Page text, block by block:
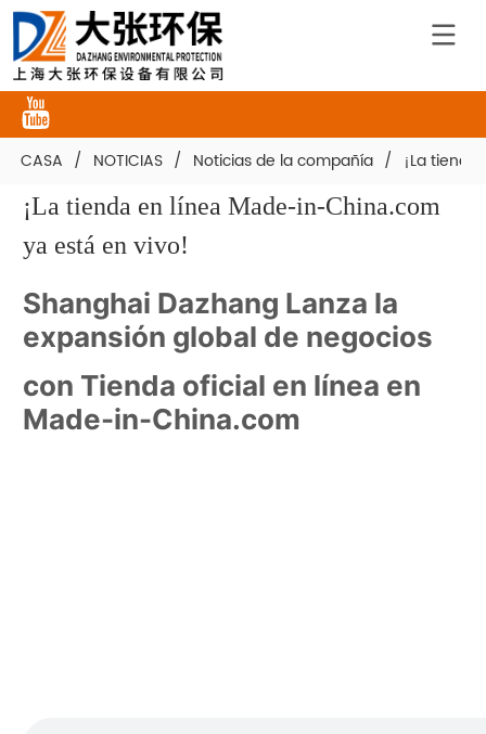
CASA / NOTICIAS / Noticias de la compañía / ¡La
¡La tienda en línea Made-in-China.com
ya está en vivo!